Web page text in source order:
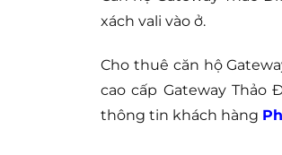
xách vali vào ở.
Cho thuê căn hộ
cao cấp Gateway Thảo
thông tin khách hàng